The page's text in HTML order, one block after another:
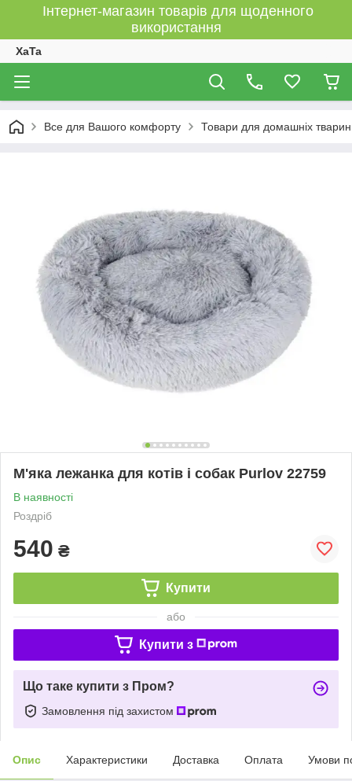
Інтернет-магазин товарів для щоденного
використання
XaTa
Все для Вашого комфорту Товари для домашніх тварин
М'яка лежанка для котів і собак Purlov 22759
В наявності
Роздріб
540 ₴
Купити
або
Купити з
Що таке купити з Пром?
Замовлення під захистом
Опис Характеристики Доставка Оплата Умови